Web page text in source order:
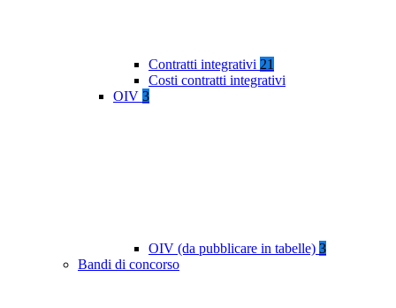
Contratti integrativi 21
Costi contratti integrativi
OIV 3
OIV (da pubblicare in tabelle) 3
Bandi di concorso